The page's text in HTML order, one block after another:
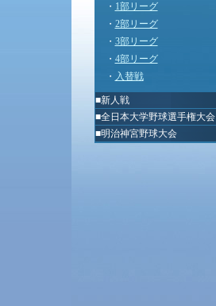
・ 1部リーグ
・ 2部リーグ
・ 3部リーグ
・ 4部リーグ
・ 入替戦
■新人戦
■全日本大学野球選手権大会
■明治神宮野球大会